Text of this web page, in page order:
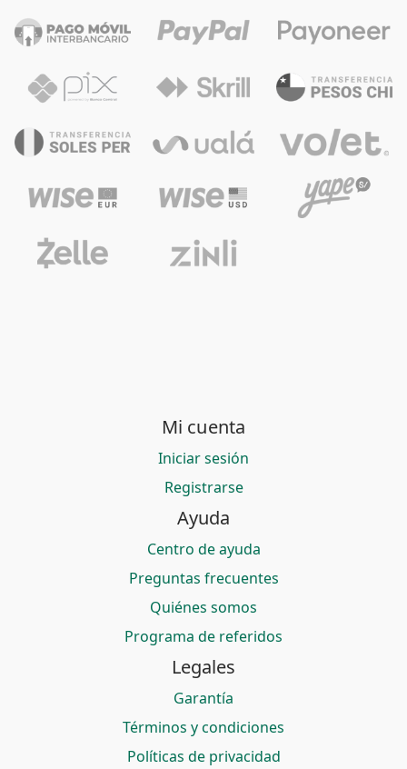
Mi cuenta
Iniciar sesión
Registrarse
Ayuda
Centro de ayuda
Preguntas frecuentes
Quiénes somos
Programa de referidos
Legales
Garantía
Términos y condiciones
Políticas de privacidad